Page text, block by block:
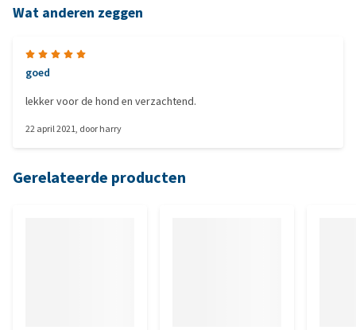
Wat anderen zeggen
goed
lekker voor de hond en verzachtend.
22 april 2021, doorharry
Gerelateerde producten